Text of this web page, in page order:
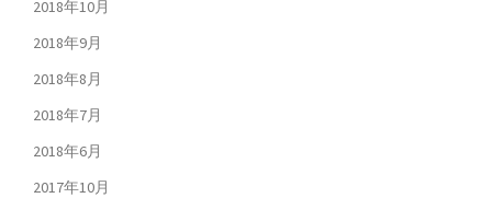
2018年10月
2018年9月
2018年8月
2018年7月
2018年6月
2017年10月